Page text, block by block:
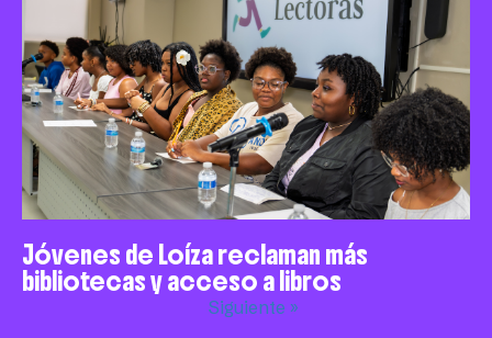
Jóvenes de Loíza reclaman más
bibliotecas y acceso a libros
Siguiente »